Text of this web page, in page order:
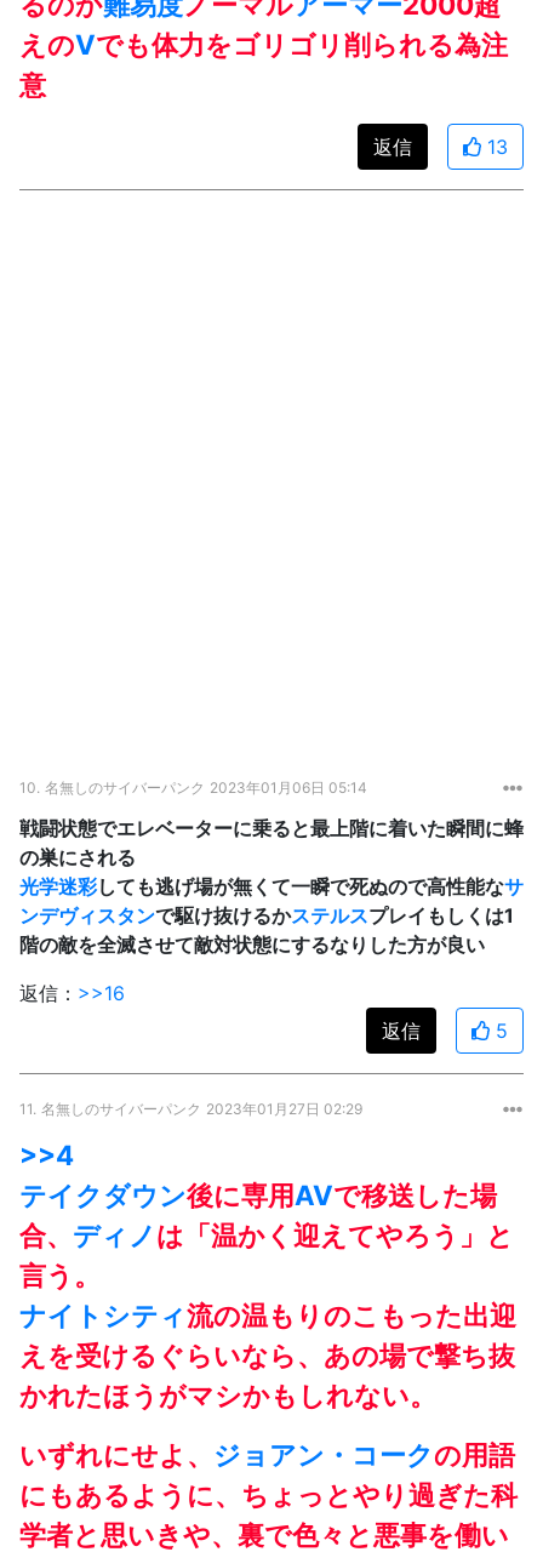
えのVでも体力をゴリゴリ削られる為注
意
返信 13
10. 名無しのサイバーパンク 2023年01月06日 05:14
戦闘状態でエレベーターに乗ると最上階に着いた瞬間に蜂
の巣にされる
光学迷彩しても逃げ場が無くて一瞬で死ぬので高性能なサ
ンデヴィスタンで駆け抜けるかステルスプレイもしくは1
階の敵を全滅させて敵対状態にするなりした方が良い
返信： >>16
返信
5
11. 名無しのサイバーパンク 2023年01月27日 02:29
>>4
テイクダウン後に専用AVで移送した場
合、 ディノは「温かく迎えてやろう」と
言う。
ナイトシティ流の温もりのこもった出迎
えを受けるぐらいなら、あの場で撃ち抜
かれたほうがマシかもしれない。
いずれにせよ、 ジョアン・コークの用語
にもあるように、ちょっとやり過ぎた科
学者と思いきや、裏で色々と悪事を働い